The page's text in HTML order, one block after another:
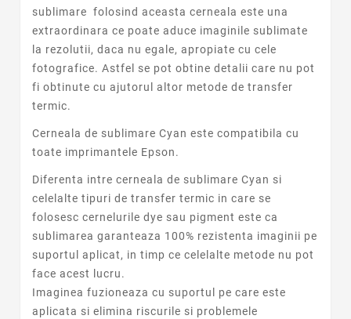
sublimare folosind aceasta cerneala este una
extraordinara ce poate aduce imaginile sublimate
la rezolutii, daca nu egale, apropiate cu cele
fotografice. Astfel se pot obtine detalii care nu pot
fi obtinute cu ajutorul altor metode de transfer
termic.
Cerneala de sublimare Cyan este compatibila cu
toate imprimantele Epson.
Diferenta intre cerneala de sublimare Cyan si
celelalte tipuri de transfer termic in care se
folosesc cernelurile dye sau pigment este ca
sublimarea garanteaza 100% rezistenta imaginii pe
suportul aplicat, in timp ce celelalte metode nu pot
face acest lucru.
Imaginea fuzioneaza cu suportul pe care este
aplicata si elimina riscurile si problemele